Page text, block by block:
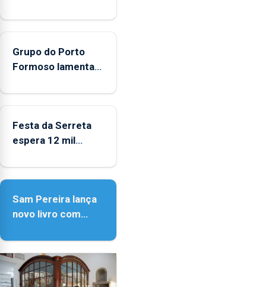
nacional
Grupo do Porto
Formoso lamenta
governo ao folclore
Festa da Serreta
espera 12 mil
Sam Pereira lança
novo livro com
décadas de poesia